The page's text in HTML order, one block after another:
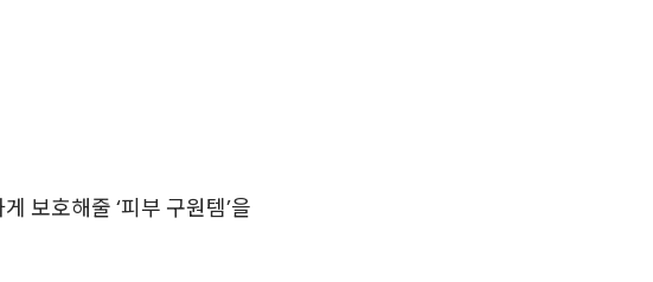
보호해줄 ‘피부 구원템’을